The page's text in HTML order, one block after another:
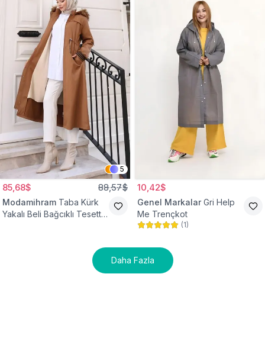
5
85,68$ 88,57$
Modamihram Taba Kürk
Yakalı Beli Bağcıklı Tesettür
10,42$
Genel Markalar Gri Help
Me Trençkot
(1)
Daha Fazla